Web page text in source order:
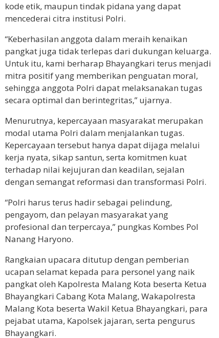
kode etik, maupun tindak pidana yang dapat
mencederai citra institusi Polri.
“Keberhasilan anggota dalam meraih kenaikan
pangkat juga tidak terlepas dari dukungan keluarga.
Untuk itu, kami berharap Bhayangkari terus menjadi
mitra positif yang memberikan penguatan moral,
sehingga anggota Polri dapat melaksanakan tugas
secara optimal dan berintegritas,” ujarnya.
Menurutnya, kepercayaan masyarakat merupakan
modal utama Polri dalam menjalankan tugas.
Kepercayaan tersebut hanya dapat dijaga melalui
kerja nyata, sikap santun, serta komitmen kuat
terhadap nilai kejujuran dan keadilan, sejalan
dengan semangat reformasi dan transformasi Polri.
“Polri harus terus hadir sebagai pelindung,
pengayom, dan pelayan masyarakat yang
profesional dan terpercaya,” pungkas Kombes Pol
Nanang Haryono.
Rangkaian upacara ditutup dengan pemberian
ucapan selamat kepada para personel yang naik
pangkat oleh Kapolresta Malang Kota beserta Ketua
Bhayangkari Cabang Kota Malang, Wakapolresta
Malang Kota beserta Wakil Ketua Bhayangkari, para
pejabat utama, Kapolsek jajaran, serta pengurus
Bhayangkari.